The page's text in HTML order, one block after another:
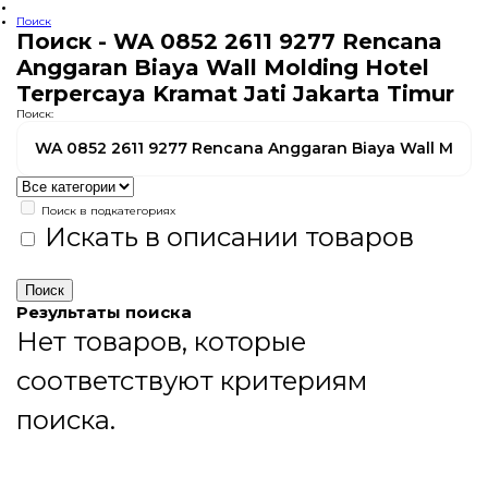
Поиск
Поиск - WA 0852 2611 9277 Rencana
Anggaran Biaya Wall Molding Hotel
Terpercaya Kramat Jati Jakarta Timur
Поиск:
Поиск в подкатегориях
Искать в описании товаров
Результаты поиска
Нет товаров, которые
соответствуют критериям
поиска.